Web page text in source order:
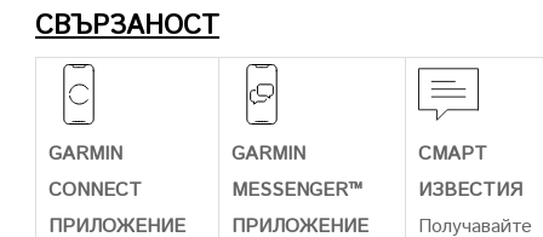
СВЪРЗАНОСТ
GARMIN
CONNECT
ПРИЛОЖЕНИЕ
GARMIN
MESSENGER™
ПРИЛОЖЕНИЕ
СМАРТ
ИЗВЕСТИЯ
Получавайте